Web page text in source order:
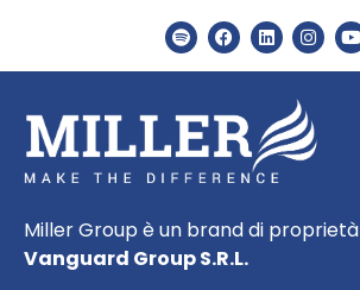
Miller Group è un brand di proprietà
Vanguard Group S.R.L.